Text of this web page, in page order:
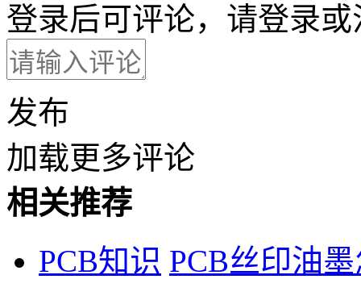
登录后可评论，请登录或
发布
加载更多评论
相关推荐
PCB知识 PCB丝印油